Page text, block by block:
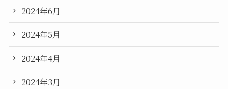
2024年6月
2024年5月
2024年4月
2024年3月